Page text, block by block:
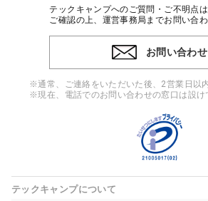
※上記の利用目的に基づいた本人への連絡
4. 個人情報の第三者提供
ンをとるために、氏名等の一部の情報をサ
チャットツールで発信することにより、本
者等に提供することがあります。
当社は事業運営上、前項利用目的の範囲に
高い委託先を選定し、個人情報の適正管理
テックキャンプへのご質問・ご不明点は
ご確認の上、運営事務局までお問い合わ
お問い合わせ
※通常、ご連絡をいただいた後、2営業日以
※現在、電話でのお問い合わせの窓口は設け
テックキャンプについて